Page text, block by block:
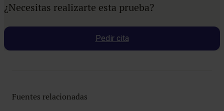
¿Necesitas realizarte esta prueba?
Pedir cita
Fuentes relacionadas